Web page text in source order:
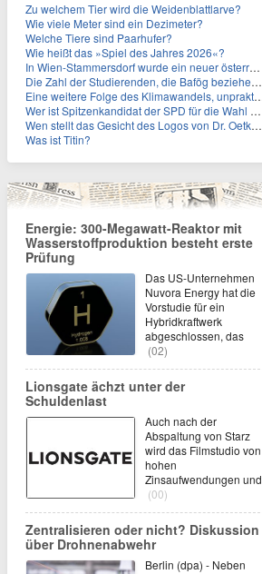
Zu welchem Tier wird die Weidenblattlarve?
Wie viele Meter sind ein Dezimeter?
Welche Tiere sind Paarhufer?
Wie heißt das »Spiel des Jahres 2026«?
In Wien-Stammersdorf wurde ein neuer österreichischer Temperaturrekord gemessen. Wie hoch war die Temperatur?
Die Zahl der Studierenden, die Bafög beziehen, sinkt. Woran liegt das?
Eine weitere Folge des Klimawandels, unpraktisch für Urlauber: Wo fehlt mittlerweile sogar das Trinkwasser?
Wer ist Spitzenkandidat der SPD für die Wahl zum Berliner Abgeordnetenhaus im September 2026?
Wen stellt das Gesicht des Logos von Dr. Oetker dar?
Was ist Titin?
Energie: 300-Megawatt-Reaktor mit
Wasserstoffproduktion besteht erste
Prüfung
Das US-Unternehmen
Nuvora Energy hat die
Vorstudie für ein
Hybridkraftwerk
abgeschlossen, das
(02)
Lionsgate ächzt unter der
Schuldenlast
Auch nach der
Abspaltung von Starz
wird das Filmstudio von
hohen
Zinsaufwendungen und
(00)
Zentralisieren oder nicht? Diskussion
über Drohnenabwehr
Berlin (dpa) - Neben